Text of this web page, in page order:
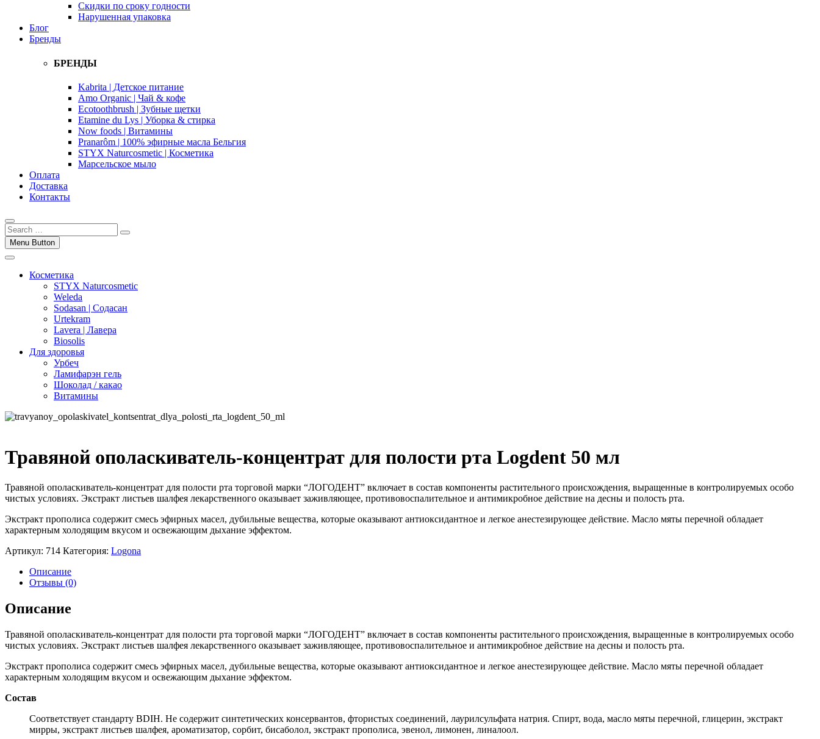
Скидки по сроку годности
Нарушенная упаковка
Блог
Бренды
БРЕНДЫ
Kabrita | Детское питание
Amo Organic | Чай & кофе
Ecotoothbrush | Зубные щетки
Etamine du Lys | Уборка & стирка
Now foods | Витамины
Pranarôm | 100% эфирные масла Бельгия
STYX Naturcosmetic | Косметика
Марсельское мыло
Оплата
Доставка
Контакты
Menu Button
Косметика
STYX Naturcosmetic
Weleda
Sodasan | Содасан
Urtekram
Lavera | Лавера
Biosolis
Для здоровья
Урбеч
Ламифарэн гель
Шоколад / какао
Витамины
Травяной ополаскиватель-концентрат для полости рта Logdent 50 мл
Травяной ополаскиватель-концентрат для полости рта торговой марки “ЛОГОДЕНТ” включает в состав компоненты растительного происхождения, выращенные в контролируемых особо
чистых условиях. Экстракт листьев шалфея лекарственного оказывает заживляющее, противовоспалительное и антимикробное действие на десны и полость рта.
Экстракт прополиса содержит смесь эфирных масел, дубильные вещества, которые оказывают антиоксидантное и легкое анестезирующее действие. Масло мяты перечной обладает
характерным холодящим вкусом и освежающим дыхание эффектом.
Артикул: 714 Категория: Logona
Описание
Отзывы (0)
Описание
Травяной ополаскиватель-концентрат для полости рта торговой марки “ЛОГОДЕНТ” включает в состав компоненты растительного происхождения, выращенные в контролируемых особо
чистых условиях. Экстракт листьев шалфея лекарственного оказывает заживляющее, противовоспалительное и антимикробное действие на десны и полость рта.
Экстракт прополиса содержит смесь эфирных масел, дубильные вещества, которые оказывают антиоксидантное и легкое анестезирующее действие. Масло мяты перечной обладает
характерным холодящим вкусом и освежающим дыхание эффектом.
Состав
Соответствует стандарту BDIH. Не содержит синтетических консервантов, фтористых соединений, лаурилсульфата натрия. Спирт, вода, масло мяты перечной, глицерин, экстракт
мирры, экстракт листьев шалфея, ароматизатор, сорбит, бисаболол, экстракт прополиса, эвенол, лимонен, линалоол.